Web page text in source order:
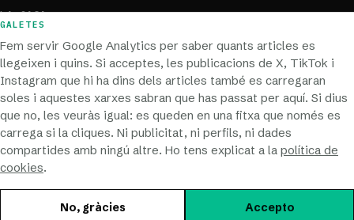
LA CASA
Manifest
Col·labora
Contacta
Segueix-nos
Cerca
CIBERPODER.NET
GALETES
Fem servir Google Analytics per saber quants articles es
llegeixen i quins. Si acceptes, les publicacions de X, TikTok i
Instagram que hi ha dins dels articles també es carregaran
soles i aquestes xarxes sabran que has passat per aquí. Si dius
que no, les veuràs igual: es queden en una fitxa que només es
carrega si la cliques. Ni publicitat, ni perfils, ni dades
compartides amb ningú altre. Ho tens explicat a la política de
cookies.
No, gràcies Accepto